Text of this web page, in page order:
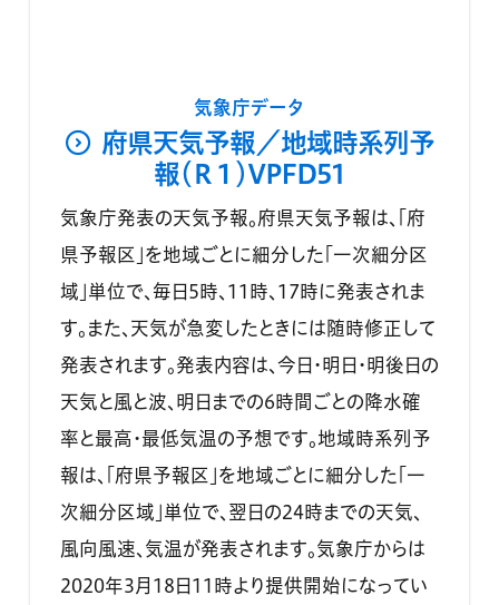
気象庁データ
府県天気予報／地域時系列予
報（Ｒ１）VPFD51
気象庁発表の天気予報。府県天気予報は、「府
県予報区」を地域ごとに細分した「一次細分区
域」単位で、毎日5時、11時、17時に発表されま
す。また、天気が急変したときには随時修正して
発表されます。発表内容は、今日・明日・明後日の
天気と風と波、明日までの6時間ごとの降水確
率と最高・最低気温の予想です。地域時系列予
報は、「府県予報区」を地域ごとに細分した「一
次細分区域」単位で、翌日の24時までの天気、
風向風速、気温が発表されます。気象庁からは
2020年3月18日11時より提供開始になってい